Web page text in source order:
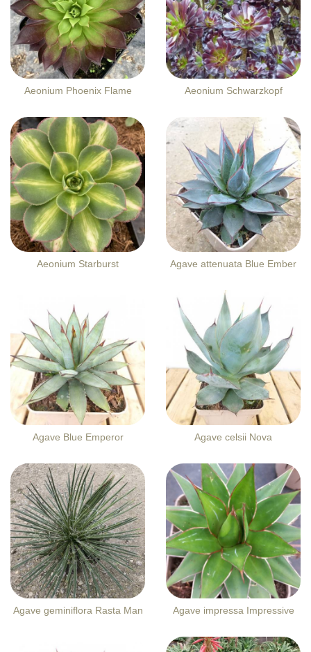
Aeonium Phoenix Flame Aeonium Schwarzkopf
Aeonium Starburst Agave attenuata Blue Ember
Agave Blue Emperor Agave celsii Nova
Agave geminiflora Rasta Man Agave impressa Impressive